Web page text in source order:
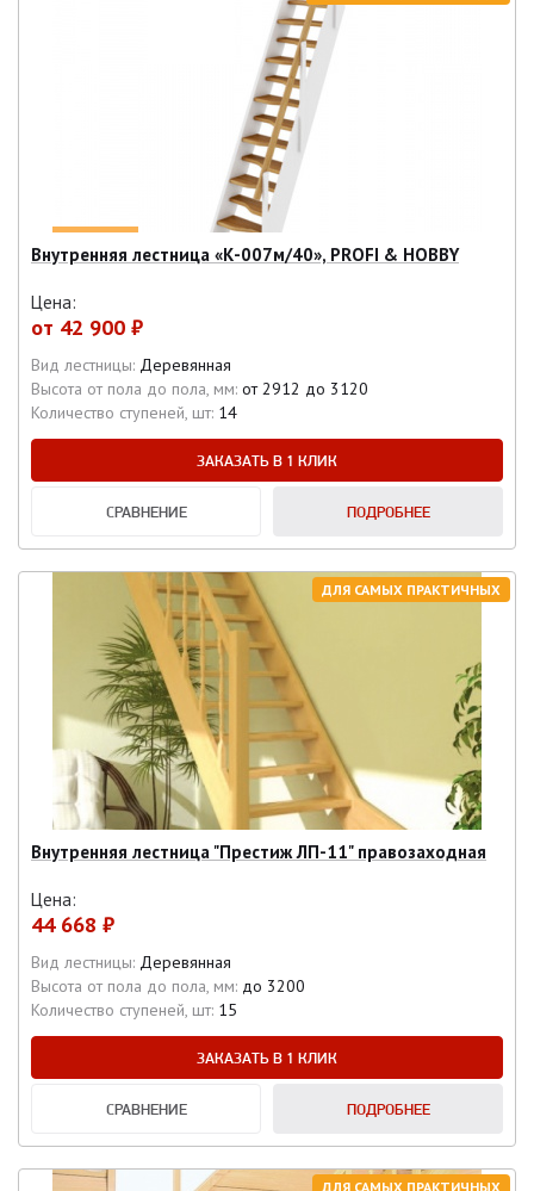
Внутренняя лестница «К-007м/40», PROFI & HOBBY
Цена:
от 42 900 ₽
Вид лестницы: Деревянная
Высота от пола до пола, мм: от 2912 до 3120
Количество ступеней, шт: 14
ЗАКАЗАТЬ В 1 КЛИК
СРАВНЕНИЕ ПОДРОБНЕЕ
ДЛЯ САМЫХ ПРАКТИЧНЫХ
Внутренняя лестница "Престиж ЛП-11" правозаходная
Цена:
44 668 ₽
Вид лестницы: Деревянная
Высота от пола до пола, мм: до 3200
Количество ступеней, шт: 15
ЗАКАЗАТЬ В 1 КЛИК
СРАВНЕНИЕ ПОДРОБНЕЕ
ДЛЯ САМЫХ ПРАКТИЧНЫХ